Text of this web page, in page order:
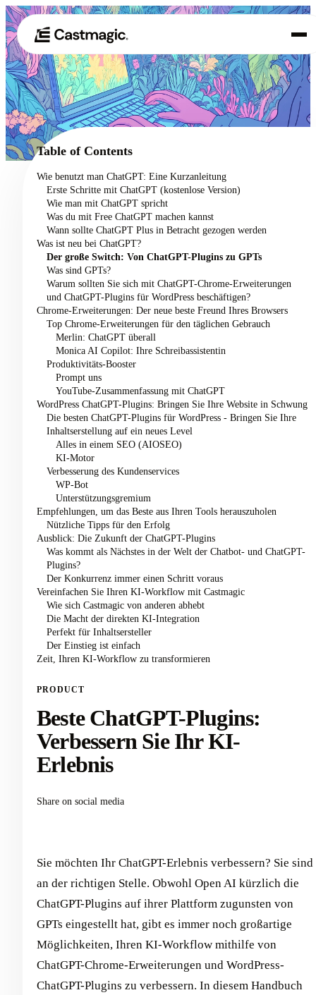
01 Produkt
02 Anwendungsfälle
Preisgestaltung
Über uns
Table of Contents
Wie benutzt man ChatGPT: Eine Kurzanleitung
Erste Schritte mit ChatGPT (kostenlose Version)
Wie man mit ChatGPT spricht
Was du mit Free ChatGPT machen kannst
Wann sollte ChatGPT Plus in Betracht gezogen werden
Was ist neu bei ChatGPT?
Der große Switch: Von ChatGPT-Plugins zu GPTs
Was sind GPTs?
Warum sollten Sie sich mit ChatGPT-Chrome-Erweiterungen
und ChatGPT-Plugins für WordPress beschäftigen?
Chrome-Erweiterungen: Der neue beste Freund Ihres Browsers
Top Chrome-Erweiterungen für den täglichen Gebrauch
Merlin: ChatGPT überall
Monica AI Copilot: Ihre Schreibassistentin
Produktivitäts-Booster
Prompt uns
YouTube-Zusammenfassung mit ChatGPT
WordPress ChatGPT-Plugins: Bringen Sie Ihre Website in Schwung
Die besten ChatGPT-Plugins für WordPress - Bringen Sie Ihre
Inhaltserstellung auf ein neues Level
Alles in einem SEO (AIOSEO)
KI-Motor
Verbesserung des Kundenservices
WP-Bot
Unterstützungsgremium
Empfehlungen, um das Beste aus Ihren Tools herauszuholen
Nützliche Tipps für den Erfolg
Ausblick: Die Zukunft der ChatGPT-Plugins
Was kommt als Nächstes in der Welt der Chatbot- und ChatGPT-
Plugins?
Der Konkurrenz immer einen Schritt voraus
Vereinfachen Sie Ihren KI-Workflow mit Castmagic
Wie sich Castmagic von anderen abhebt
Die Macht der direkten KI-Integration
Perfekt für Inhaltsersteller
Der Einstieg ist einfach
Zeit, Ihren KI-Workflow zu transformieren
PRODUCT
Beste ChatGPT-Plugins:
Verbessern Sie Ihr KI-
Erlebnis
Share on social media
Sie möchten Ihr ChatGPT-Erlebnis verbessern? Sie sind
an der richtigen Stelle. Obwohl Open AI kürzlich die
ChatGPT-Plugins auf ihrer Plattform zugunsten von
GPTs eingestellt hat, gibt es immer noch großartige
Möglichkeiten, Ihren KI-Workflow mithilfe von
ChatGPT-Chrome-Erweiterungen und WordPress-
ChatGPT-Plugins zu verbessern. In diesem Handbuch